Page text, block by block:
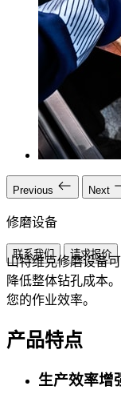
Previous Next
修磨设备
联系我们 请求报价
山特维克修磨设备
降低整体钻孔成本
您的作业效率。
产品特点
生产效率增